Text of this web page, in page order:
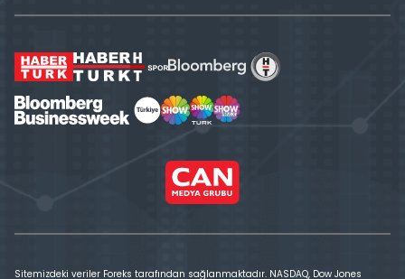
Sitemizdeki veriler Foreks tarafından sağlanmaktadır. NASDAQ, Dow Jones